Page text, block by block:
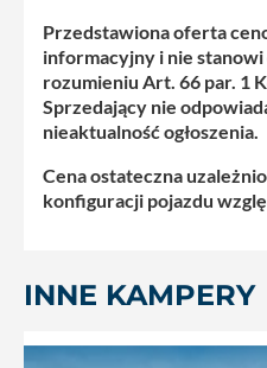
Przedstawiona oferta
informacyjny i nie
rozumieniu Art. 66 par. 1
Sprzedający nie
nieaktualność ogłoszenia.
Cena ostateczna
konfiguracji pojazdu
INNE KAMPERY